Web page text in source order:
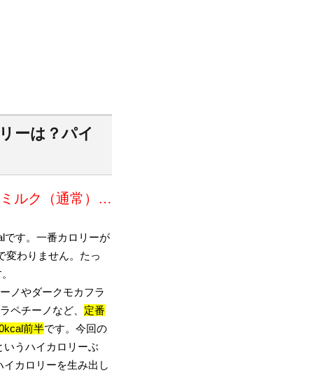
ーは？パイ
ルク（通常）…
です。一番カロリーが
変わりません。たっ
ノやダークモカフラ
ペチーノなど、 定番
前半です。今回の
うハイカロリーぶ
カロリーを生み出し